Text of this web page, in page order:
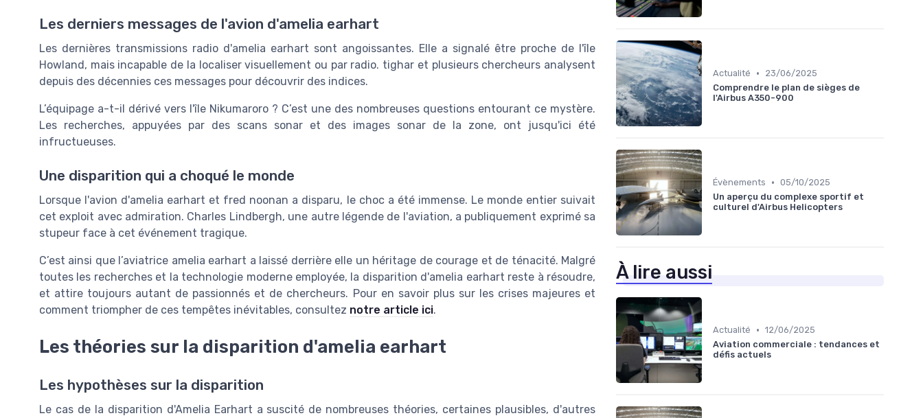
Les derniers messages de l'avion d'amelia earhart
Les dernières transmissions radio d'amelia earhart sont angoissantes. Elle a signalé être proche de l'île
Howland, mais incapable de la localiser visuellement ou par radio. tighar et plusieurs chercheurs analysent
depuis des décennies ces messages pour découvrir des indices.
L’équipage a-t-il dérivé vers l'île Nikumaroro ? C’est une des nombreuses questions entourant ce mystère.
Les recherches, appuyées par des scans sonar et des images sonar de la zone, ont jusqu'ici été
infructueuses.
Une disparition qui a choqué le monde
Lorsque l'avion d'amelia earhart et fred noonan a disparu, le choc a été immense. Le monde entier suivait
cet exploit avec admiration. Charles Lindbergh, une autre légende de l'aviation, a publiquement exprimé sa
stupeur face à cet événement tragique.
C’est ainsi que l’aviatrice amelia earhart a laissé derrière elle un héritage de courage et de ténacité. Malgré
toutes les recherches et la technologie moderne employée, la disparition d'amelia earhart reste à résoudre,
et attire toujours autant de passionnés et de chercheurs. Pour en savoir plus sur les crises majeures et
comment triompher de ces tempêtes inévitables, consultez notre article ici.
Les théories sur la disparition d'amelia earhart
Les hypothèses sur la disparition
Le cas de la disparition d'Amelia Earhart a suscité de nombreuses théories, certaines plausibles, d'autres
Actualité •
23/06/2025
Comprendre le plan de sièges de
l'Airbus A350-900
Évènements • 05/10/2025
Un aperçu du complexe sportif et
culturel d'Airbus Helicopters
À lire aussi
Actualité • 12/06/2025
Aviation commerciale : tendances et
défis actuels